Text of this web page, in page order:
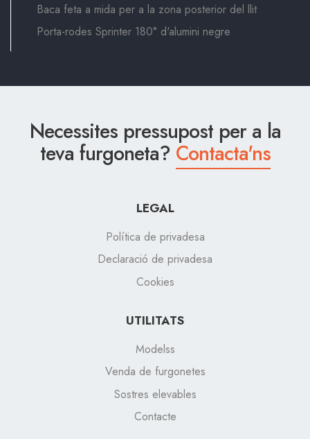
Baca feta a mida per a la zona posterior del llit
Porta-rodes Sprinter 180° d'alumini negre
Necessites pressupost per a la
teva furgoneta? Contacta'ns
LEGAL
Política de privadesa
Declaració de privadesa
Cookies
UTILITATS
Modelss
Venda de furgonetes
Sostres elevables
Contacte